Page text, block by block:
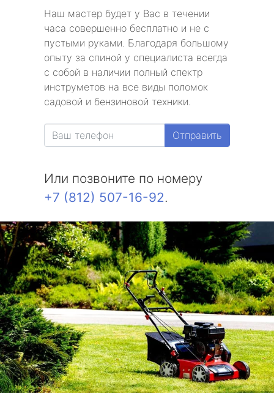
Наш мастер будет у Вас в течении
часа совершенно бесплатно и не с
пустыми руками. Благодаря большому
опыту за спиной у специалиста всегда
с собой в наличии полный спектр
инструметов на все виды поломок
садовой и бензиновой техники.
Отправить
Или позвоните по номеру
+7 (812) 507-16-92.